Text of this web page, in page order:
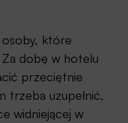
osoby, które
dobę w hotelu
przeciętnie
trzeba uzupełnić,
widniejącej w